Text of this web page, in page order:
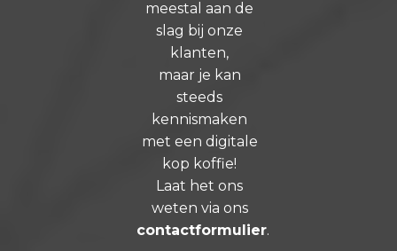
meestal aan de
slag bij onze
klanten,
maar je kan
steeds
kennismaken
met een digitale
kop koffie!
Laat het ons
weten via ons
contactformulier.